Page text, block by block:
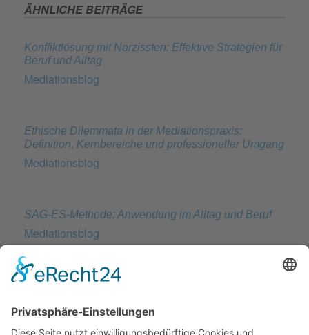
ÄHNLICHE BEITRÄGE
Konfliktlösung mit Narzissten: Effektive Strategien für
Beruf und Alltag
Mediationsblog
Ethische Dilemmata in der Mediationspraxis:
Definition, Kernbereiche und professioneller Umgang
Mediationsblog
SAG-ES-Methode: Anwendung im Alltag und Beruf
Mediationsblog
Toxische Muster am Arbeitsplatz: Ursachen,
Mediationsblog